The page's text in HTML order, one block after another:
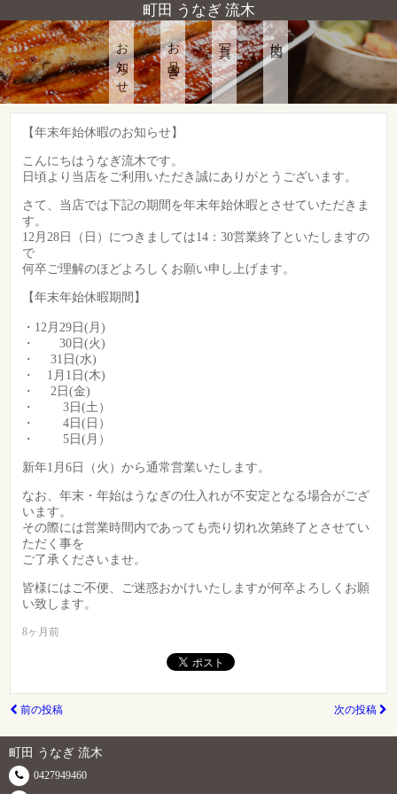
町田 うなぎ 流木
お知らせ お品書き 写真 地図
【年末年始休暇のお知らせ】
こんにちはうなぎ流木です。
日頃より当店をご利用いただき誠にありがとうございます。
さて、当店では下記の期間を年末年始休暇とさせていただきま
す。
12月28日（日）につきましては14：30営業終了といたしますの
で
何卒ご理解のほどよろしくお願い申し上げます。
【年末年始休暇期間】
・12月29日(月)
・ 30日(火)
・ 31日(水)
・ 1月1日(木)
・ 2日(金)
・ 3日(土）
・ 4日(日）
・ 5日(月）
新年1月6日（火）から通常営業いたします。
なお、年末・年始はうなぎの仕入れが不安定となる場合がござ
います。
その際には営業時間内であっても売り切れ次第終了とさせてい
ただく事を
ご了承くださいませ。
皆様にはご不便、ご迷惑おかけいたしますが何卒よろしくお願
い致します。
8ヶ月前
前の投稿 次の投稿
町田 うなぎ 流木
0427949460